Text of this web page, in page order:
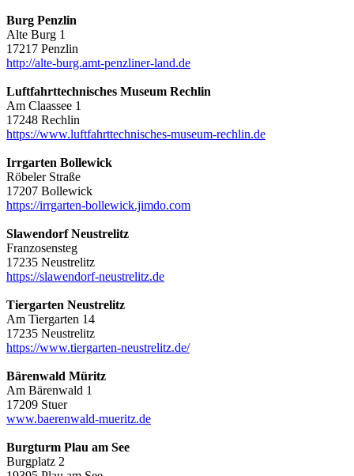
Burg Penzlin
Alte Burg 1
17217 Penzlin
http://alte-burg.amt-penzliner-land.de
Luftfahrttechnisches Museum Rechlin
Am Claassee 1
17248 Rechlin
https://www.luftfahrttechnisches-museum-rechlin.de
Irrgarten Bollewick
Röbeler Straße
17207 Bollewick
https://irrgarten-bollewick.jimdo.com
Slawendorf Neustrelitz
Franzosensteg
17235 Neustrelitz
https://slawendorf-neustrelitz.de
Tiergarten Neustrelitz
Am Tiergarten 14
17235 Neustrelitz
https://www.tiergarten-neustrelitz.de/
Bärenwald Müritz
Am Bärenwald 1
17209 Stuer
www.baerenwald-mueritz.de
Burgturm Plau am See
Burgplatz 2